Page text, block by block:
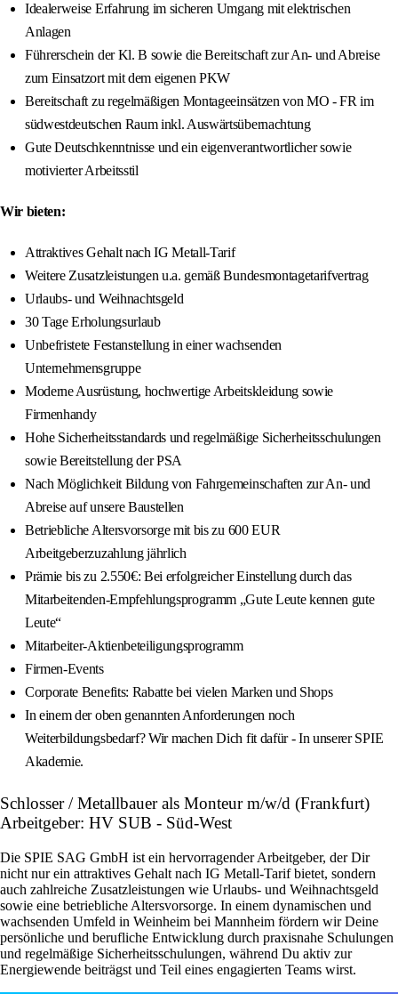
Idealerweise Erfahrung im sicheren Umgang mit elektrischen
Anlagen
Führerschein der Kl. B sowie die Bereitschaft zur An- und Abreise
zum Einsatzort mit dem eigenen PKW
Bereitschaft zu regelmäßigen Montageeinsätzen von MO - FR im
südwestdeutschen Raum inkl. Auswärtsübernachtung
Gute Deutschkenntnisse und ein eigenverantwortlicher sowie
motivierter Arbeitsstil
Wir bieten:
Attraktives Gehalt nach IG Metall-Tarif
Weitere Zusatzleistungen u.a. gemäß Bundesmontagetarifvertrag
Urlaubs- und Weihnachtsgeld
30 Tage Erholungsurlaub
Unbefristete Festanstellung in einer wachsenden
Unternehmensgruppe
Moderne Ausrüstung, hochwertige Arbeitskleidung sowie
Firmenhandy
Hohe Sicherheitsstandards und regelmäßige Sicherheitsschulungen
sowie Bereitstellung der PSA
Nach Möglichkeit Bildung von Fahrgemeinschaften zur An- und
Abreise auf unsere Baustellen
Betriebliche Altersvorsorge mit bis zu 600 EUR
Arbeitgeberzuzahlung jährlich
Prämie bis zu 2.550€: Bei erfolgreicher Einstellung durch das
Mitarbeitenden-Empfehlungsprogramm „Gute Leute kennen gute
Leute“
Mitarbeiter-Aktienbeteiligungsprogramm
Firmen-Events
Corporate Benefits: Rabatte bei vielen Marken und Shops
In einem der oben genannten Anforderungen noch
Weiterbildungsbedarf? Wir machen Dich fit dafür - In unserer SPIE
Akademie.
Schlosser / Metallbauer als Monteur m/w/d (Frankfurt)
Arbeitgeber: HV SUB - Süd-West
Die SPIE SAG GmbH ist ein hervorragender Arbeitgeber, der Dir
nicht nur ein attraktives Gehalt nach IG Metall-Tarif bietet, sondern
auch zahlreiche Zusatzleistungen wie Urlaubs- und Weihnachtsgeld
sowie eine betriebliche Altersvorsorge. In einem dynamischen und
wachsenden Umfeld in Weinheim bei Mannheim fördern wir Deine
persönliche und berufliche Entwicklung durch praxisnahe Schulungen
und regelmäßige Sicherheitsschulungen, während Du aktiv zur
Energiewende beiträgst und Teil eines engagierten Teams wirst.